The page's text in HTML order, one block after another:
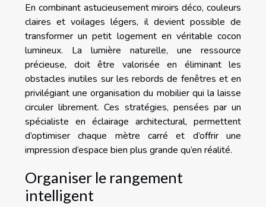
En combinant astucieusement miroirs déco, couleurs
claires et voilages légers, il devient possible de
transformer un petit logement en véritable cocon
lumineux. La lumière naturelle, une ressource
précieuse, doit être valorisée en éliminant les
obstacles inutiles sur les rebords de fenêtres et en
privilégiant une organisation du mobilier qui la laisse
circuler librement. Ces stratégies, pensées par un
spécialiste en éclairage architectural, permettent
d’optimiser chaque mètre carré et d’offrir une
impression d’espace bien plus grande qu’en réalité.
Organiser le rangement
intelligent